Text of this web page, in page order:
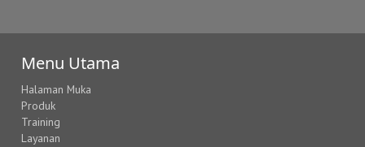
Menu Utama
Halaman Muka
Produk
Training
Layanan